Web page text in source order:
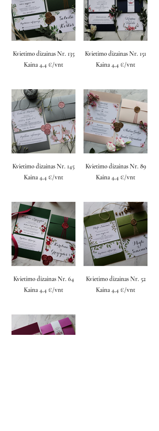
Kvietimo dizainas Nr. 135
Kaina 4,4 €/vnt
Kvietimo dizainas Nr. 151
Kaina 4,4 €/vnt
Kvietimo dizainas Nr. 145
Kaina 4,4 €/vnt
Kvietimo dizainas Nr. 89
Kaina 4,4 €/vnt
Kvietimo dizainas Nr. 64
Kaina 4,4 €/vnt
Kvietimo dizainas Nr. 52
Kaina 4,4 €/vnt